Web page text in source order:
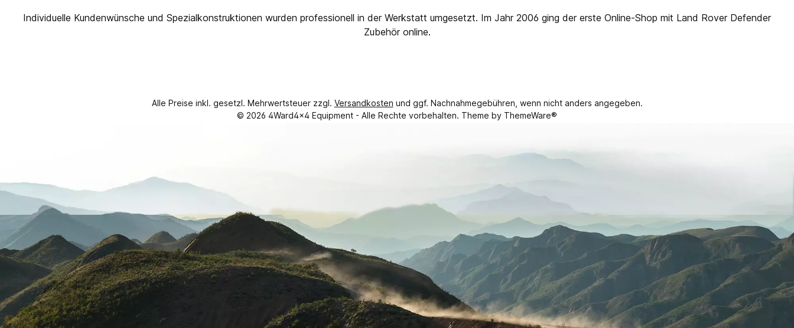
Individuelle Kundenwünsche und Spezialkonstruktionen wurden professionell in der Werkstatt umgesetzt. Im Jahr 2006 ging der erste Online-Shop mit Land Rover Defender
Zubehör online.
Alle Preise inkl. gesetzl. Mehrwertsteuer zzgl. Versandkosten und ggf. Nachnahmegebühren, wenn nicht anders angegeben.
© 2026 4Ward4x4 Equipment - Alle Rechte vorbehalten. Theme by ThemeWare®